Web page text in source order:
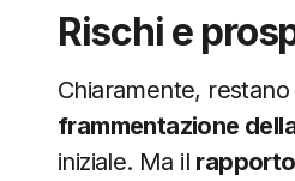
Rischi e
Chiaramente, restano
frammentazione
iniziale. Ma il